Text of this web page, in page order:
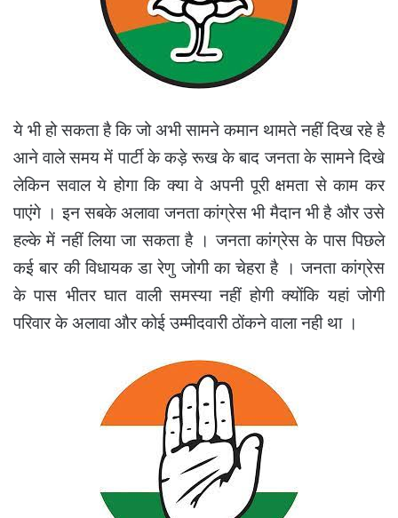
ये भी हो सकता है कि जो अभी सामने कमान थामते नहीं दिख रहे है
आने वाले समय में पार्टी के कड़े रूख के बाद जनता के सामने दिखे
लेकिन सवाल ये होगा कि क्या वे अपनी पूरी क्षमता से काम कर
पाएंगे ।इन सबके अलावा जनता कांग्रेस भी मैदान भी है और उसे
हल्के में नहीं लिया जा सकता है । जनता कांग्रेस के पास पिछले
कई बार की विधायक डा रेणु जोगी का चेहरा है । जनता कांग्रेस
के पास भीतर घात वाली समस्या नहीं होगी क्योंकि यहां जोगी
परिवार के अलावा और कोई उम्मीदवारी ठोंकने वाला नही था ।